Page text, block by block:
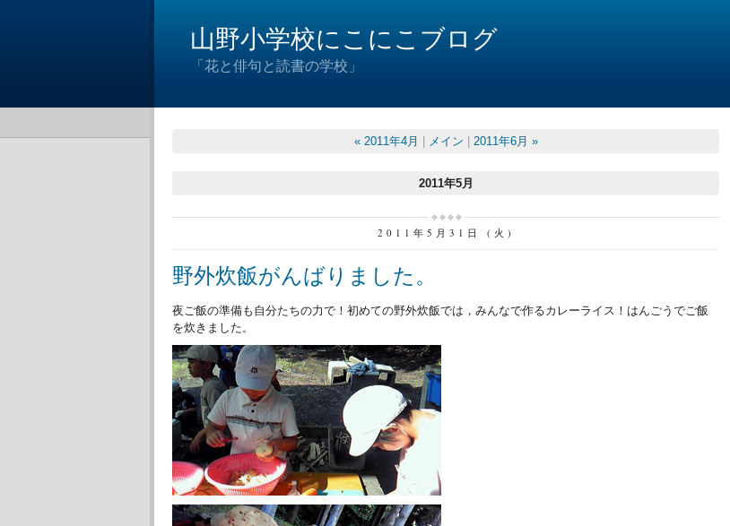
山野小学校にこにこブログ
「花と俳句と読書の学校」
« 2011年4月 メイン 2011年6月 »
2011年5月
2011年5月31日 (火)
野外炊飯がんばりました。
夜ご飯の準備も自分たちの力で！初めての野外炊飯では，みんなで作るカレーライス！はんごうでご飯
を炊きました。